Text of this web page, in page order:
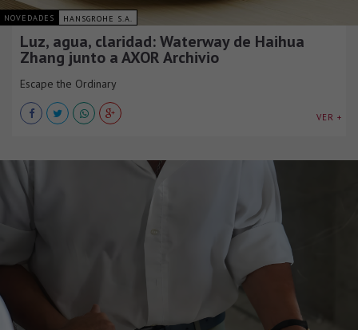
NOVEDADES HANSGROHE S.A.
Luz, agua, claridad: Waterway de Haihua
Zhang junto a AXOR Archivio
Escape the Ordinary
VER +